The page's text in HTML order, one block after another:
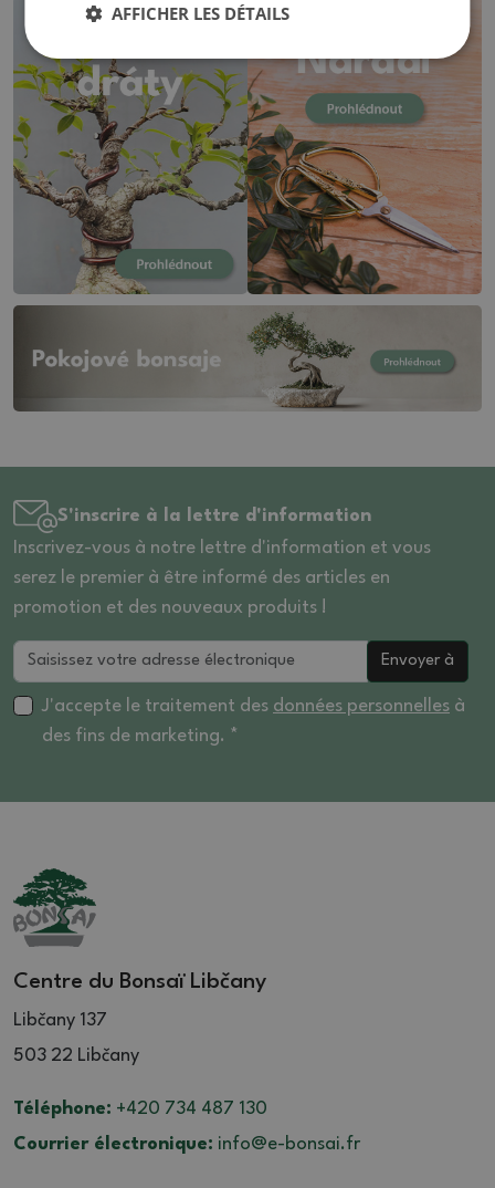
S'inscrire à la lettre d'information
Inscrivez-vous à notre lettre d'information et vous
serez le premier à être informé des articles en
promotion et des nouveaux produits !
Envoyer à
J'accepte le traitement des données personnelles à
des fins de marketing. *
Centre du Bonsaï Libčany
Libčany 137
503 22 Libčany
Téléphone: +420 734 487 130
Courrier électronique: info@e-bonsai.fr
AFFICHER LES DÉTAILS